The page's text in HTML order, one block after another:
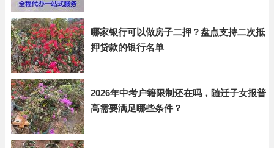
哪家银行可以做房子二押？盘点支持二次抵
押贷款的银行名单
2026年中考户籍限制还在吗，随迁子女报普
高需要满足哪些条件？